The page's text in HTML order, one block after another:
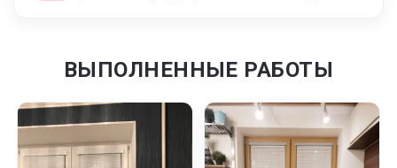
ВЫПОЛНЕННЫЕ РАБОТЫ